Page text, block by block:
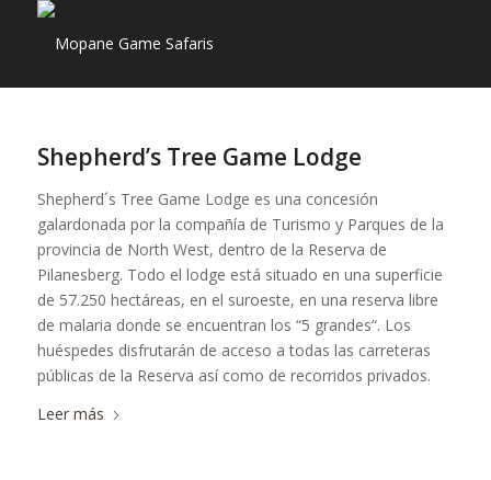
Shepherd’s Tree Game Lodge
Shepherd´s Tree Game Lodge es una concesión
galardonada por la compañía de Turismo y Parques de la
provincia de North West, dentro de la Reserva de
Pilanesberg. Todo el lodge está situado en una superficie
de 57.250 hectáreas, en el suroeste, en una reserva libre
de malaria donde se encuentran los “5 grandes“. Los
huéspedes disfrutarán de acceso a todas las carreteras
públicas de la Reserva así como de recorridos privados.
Leer más